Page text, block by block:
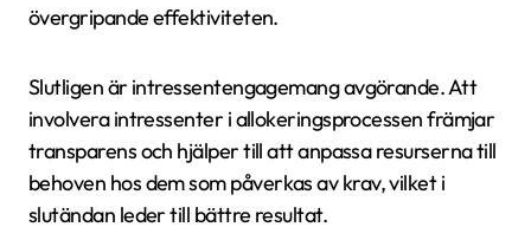
övergripande effektiviteten.
Slutligen är intressentengagemang avgörande. Att
involvera intressenter i allokeringsprocessen främjar
transparens och hjälper till att anpassa resurserna till
behoven hos dem som påverkas av krav, vilket i
slutändan leder till bättre resultat.